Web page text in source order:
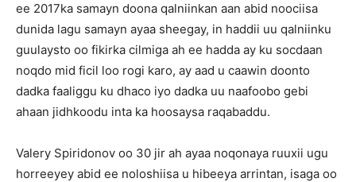
ee 2017ka samayn doona qalniinkan aan abid noociisa
dunida lagu samayn ayaa sheegay, in haddii uu qalniinku
guulaysto oo fikirka cilmiga ah ee hadda ay ku socdaan
noqdo mid ficil loo rogi karo, ay aad u caawin doonto
dadka faaliggu ku dhaco iyo dadka uu naafoobo gebi
ahaan jidhkoodu inta ka hoosaysa raqabaddu.
Valery Spiridonov oo 30 jir ah ayaa noqonaya ruuxii ugu
horreeyey abid ee noloshiisa u hibeeya arrintan, isaga oo